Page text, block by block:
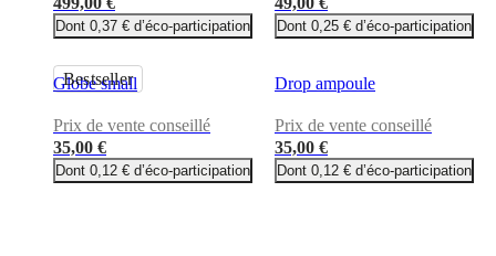
Dont 0,37 € d’éco-participation Dont 0,25 € d’éco-participation
Bestseller
Globe small
Prix de vente conseillé
35,00 €
Dont 0,12 € d’éco-participation
Drop ampoule
Prix de vente conseillé
35,00 €
Dont 0,12 € d’éco-participation